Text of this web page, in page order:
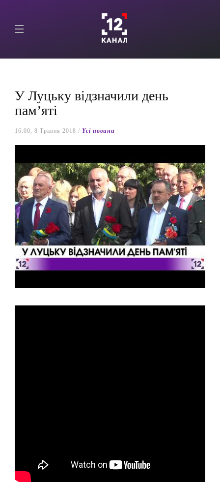
У Луцьку відзначили день
пам’яті
16:00, 8 Травня 2018 / Yсі новини